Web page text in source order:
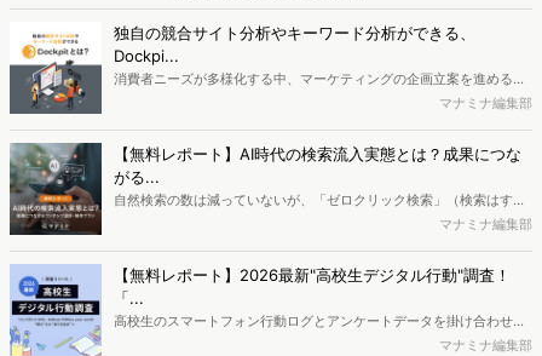
独自の競合サイト分析やキーワード分析ができる、
Dockpi...
消費者ニーズが多様化する中、マーケティングの企画立案を進める上
で、競合分析や消費者分析の重要性がより高まっています。Web行動
データを活用し、Web上の消費者行動を起点とした競合サイト分析や
消費者分析が可能です。今回はDockpitならではの利便性の高い機能
や活用方法を解説します。
マナミナ編集部
【無料レポート】AI時代の検索流入実態とは？成果につな
がる...
自然検索の数は減っていないが、「ゼロクリック検索」（検索はする
がページには流入しない）の割合が増加しているのが、AI時代の検索
か、また、要因を理解した上で、成果に確実につながるコンテンツを
制作するにはどうするべきなのでしょうか。本レポートはこのような
疑問をお抱えのSEO・Webマーケティングご担当者様におすすめの内
容となっています。※本レポートは記事のフォームから無料でダウン
マナミナ編集部
【無料レポート】2026最新"高校生デジタル行動"調査！
「...
高校生のスマートフォン行動ログとアンケートデータを掛け合わせ、
最新の若年層（高校生）におけるデジタル行動実態やSNSの利用傾向
マナミナ編集部